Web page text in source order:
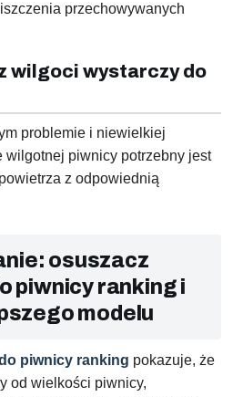
przechowywanych
wilgoci wystarczy do
problemie i niewielkiej
wilgotnej piwnicy potrzebny jest
z odpowiednią
osuszacz
piwnicy ranking i
modelu
piwnicy ranking pokazuje, że
od wielkości piwnicy,